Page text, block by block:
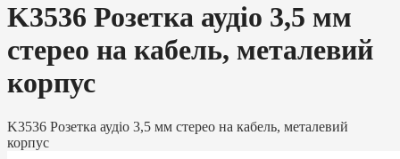
K3536 Розетка аудіо 3,5 мм
стерео на кабель, металевий
корпус
K3536 Розетка аудіо 3,5 мм стерео на кабель, металевий
корпус